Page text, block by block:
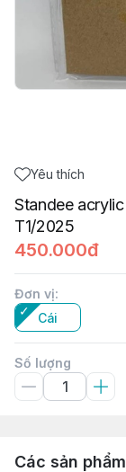
Yêu thích
Standee
T1/2025
450.000đ
Đơn vị:
Cái
Số lượng
Các sản